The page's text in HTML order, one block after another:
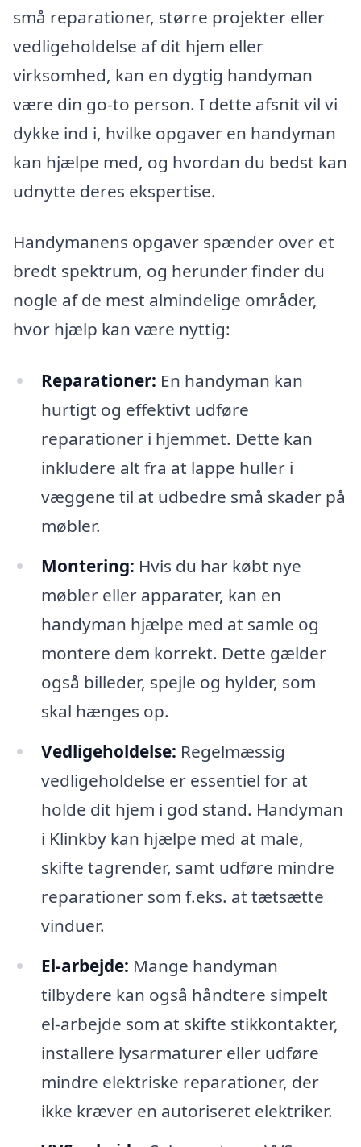
små reparationer, større projekter eller
vedligeholdelse af dit hjem eller
virksomhed, kan en dygtig handyman
være din go-to person. I dette afsnit vil vi
dykke ind i, hvilke opgaver en handyman
kan hjælpe med, og hvordan du bedst kan
udnytte deres ekspertise.
Handymanens opgaver spænder over et
bredt spektrum, og herunder finder du
nogle af de mest almindelige områder,
hvor hjælp kan være nyttig:
Reparationer: En handyman kan
hurtigt og effektivt udføre
reparationer i hjemmet. Dette kan
inkludere alt fra at lappe huller i
væggene til at udbedre små skader på
møbler.
Montering: Hvis du har købt nye
møbler eller apparater, kan en
handyman hjælpe med at samle og
montere dem korrekt. Dette gælder
også billeder, spejle og hylder, som
skal hænges op.
Vedligeholdelse: Regelmæssig
vedligeholdelse er essentiel for at
holde dit hjem i god stand. Handyman
i Klinkby kan hjælpe med at male,
skifte tagrender, samt udføre mindre
reparationer som f.eks. at tætsætte
vinduer.
El-arbejde: Mange handyman
tilbydere kan også håndtere simpelt
el-arbejde som at skifte stikkontakter,
installere lysarmaturer eller udføre
mindre elektriske reparationer, der
ikke kræver en autoriseret elektriker.